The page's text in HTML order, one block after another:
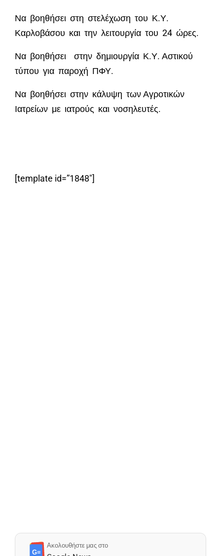
Να βοηθήσει στη στελέχωση του Κ.Υ.
Καρλοβάσου και την λειτουργία του 24 ώρες.
Να βοηθήσει στην δημιουργία Κ.Υ. Αστικού
τύπου για παροχή ΠΦΥ.
Να βοηθήσει στην κάλυψη των Αγροτικών
Ιατρείων με ιατρούς και νοσηλευτές.
[template id=”1848″]
G≡
Ακολουθήστε μας στο